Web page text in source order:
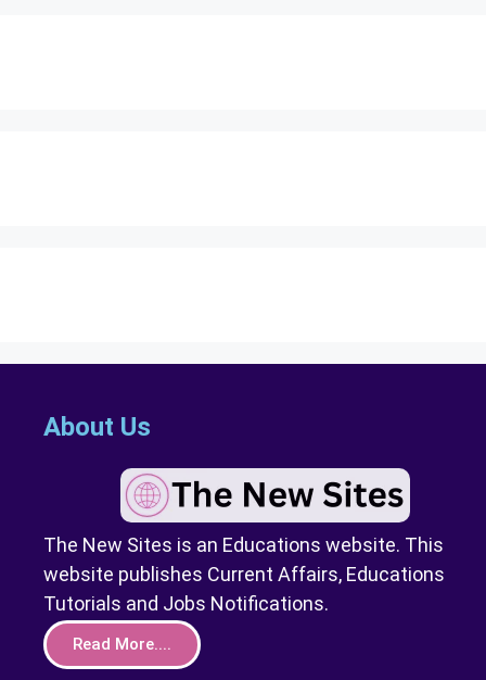
About Us
The New Sites is an Educations website. This
website publishes Current Affairs, Educations
Tutorials and Jobs Notifications.
Read More....